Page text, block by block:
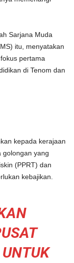
Sarjana Muda
itu, menyatakan
pertama
di Tenom dan
kepada kerajaan
golongan yang
(PPRT) dan
kebajikan.